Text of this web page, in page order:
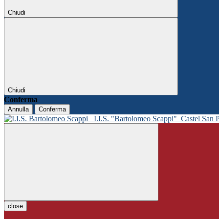
Chiudi
Chiudi
Conferma
Annulla Conferma
I.I.S. "Bartolomeo Scappi" Castel San
close